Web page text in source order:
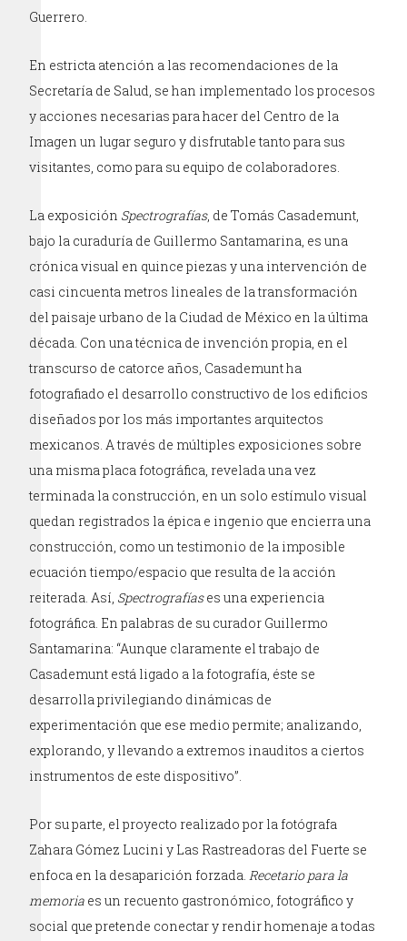
Guerrero.
En estricta atención a las recomendaciones de la
Secretaría de Salud, se han implementado los procesos
y acciones necesarias para hacer del Centro de la
Imagen un lugar seguro y disfrutable tanto para sus
visitantes, como para su equipo de colaboradores.
La exposición Spectrografías, de Tomás Casademunt,
bajo la curaduría de Guillermo Santamarina, es una
crónica visual en quince piezas y una intervención de
casi cincuenta metros lineales de la transformación
del paisaje urbano de la Ciudad de México en la última
década. Con una técnica de invención propia, en el
transcurso de catorce años, Casademunt ha
fotografiado el desarrollo constructivo de los edificios
diseñados por los más importantes arquitectos
mexicanos. A través de múltiples exposiciones sobre
una misma placa fotográfica, revelada una vez
terminada la construcción, en un solo estímulo visual
quedan registrados la épica e ingenio que encierra una
construcción, como un testimonio de la imposible
ecuación tiempo/espacio que resulta de la acción
reiterada. Así, Spectrografíases una experiencia
fotográfica. En palabras de su curador Guillermo
Santamarina: “Aunque claramente el trabajo de
Casademunt está ligado a la fotografía, éste se
desarrolla privilegiando dinámicas de
experimentación que ese medio permite; analizando,
explorando, y llevando a extremos inauditos a ciertos
instrumentos de este dispositivo”.
Por su parte, el proyecto realizado por la fotógrafa
Zahara Gómez Lucini y Las Rastreadoras del Fuerte se
enfoca en la desaparición forzada.Recetario para la
memoria es un recuento gastronómico, fotográfico y
social que pretende conectar y rendir homenaje a todas